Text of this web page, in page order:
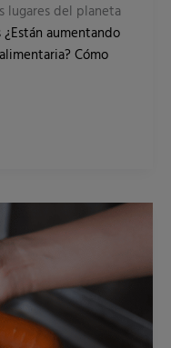
lugares del planeta
¿Están aumentando
Cómo